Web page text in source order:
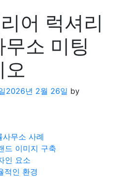
어 럭셔리
소 미팅
오
2026년 2월 26일 by
사무소 사례
드 이미지 구축
인 요소
적인 환경